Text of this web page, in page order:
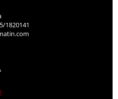
1820141